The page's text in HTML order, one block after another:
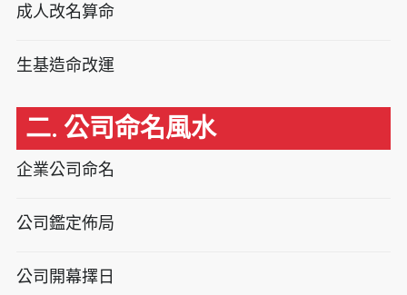
成人改名算命
生基造命改運
二. 公司命名風水
企業公司命名
公司鑑定佈局
公司開幕擇日